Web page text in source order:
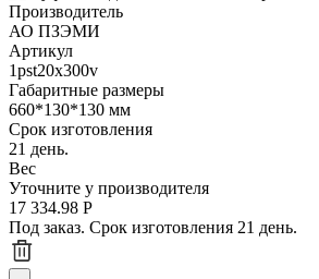
Производитель
АО ПЗЭМИ
Артикул
1pst20x300v
Габаритные размеры
660*130*130 мм
Срок изготовления
21 день.
Вес
Уточните у производителя
17 334.98 Р
Под заказ. Срок изготовления 21 день.